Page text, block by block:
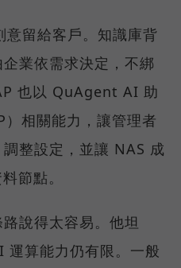
留給客戶。知識庫背
業依需求決定，不綁
也以 QuAgent AI 助
相關能力，讓管理者
整設定，並讓 NAS 成
節點。
說得太容易。他坦
運算能力仍有限。一般